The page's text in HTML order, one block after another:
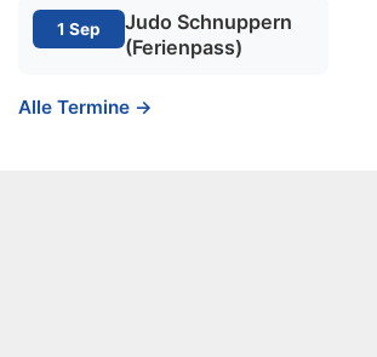
1 Sep
Judo Schnuppern
(Ferienpass)
Alle Termine →